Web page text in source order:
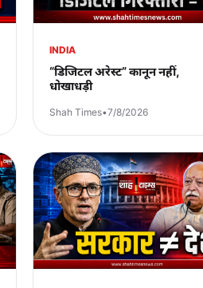
INDIA
“डिजिटल अरेस्ट” कानून नहीं,
धोखाधड़ी
Shah Times•7/8/2026